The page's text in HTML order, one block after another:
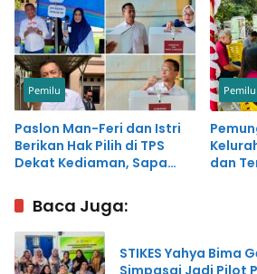
Pemilu
Paslon Man-Feri dan Istri
Berikan Hak Pilih di TPS
Dekat Kediaman, Sapa
Pemilu
dan
Baca Juga:
STIKES Yahya Bima
Simpasai Jadi Pilot